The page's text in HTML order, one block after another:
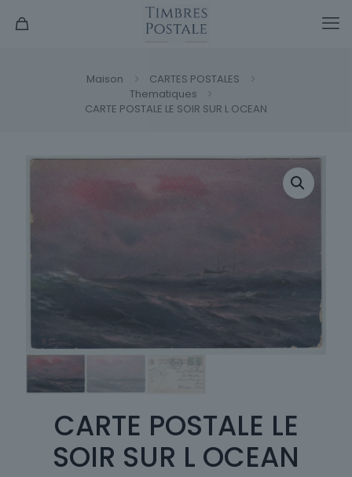
Maison
CARTES POSTALES
Thematiques
CARTE POSTALE LE SOIR SUR L OCEAN
CARTE POSTALE LE
SOIR SUR L OCEAN